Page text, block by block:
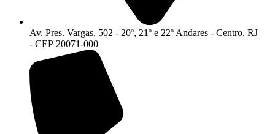
Av. Pres. Vargas, 502 - 20º, 21º e 22º Andares - Centro, RJ
- CEP 20071-000